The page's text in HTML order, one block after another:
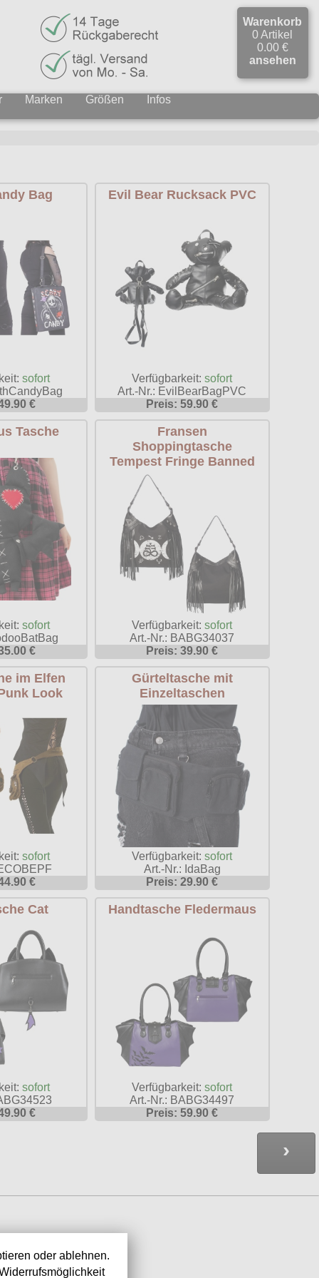
Warenkorb
0 Artikel
0.00 €
ansehen
Marken Größen Infos
Bag
sofort
€
Evil Bear Rucksack PVC
Verfügbarkeit:sofort
Art.-Nr.: EvilBearBagPVC
Preis: 59.90 €
Tasche
sofort
€
Fransen
Shoppingtasche
Tempest Fringe Banned
Verfügbarkeit:sofort
Art.-Nr.: BABG34037
Preis: 39.90 €
im Elfen
Look
sofort
€
Gürteltasche mit
Einzeltaschen
Verfügbarkeit:sofort
Art.-Nr.: IdaBag
Preis: 29.90 €
Cat
sofort
€
Handtasche Fledermaus
Verfügbarkeit:sofort
Art.-Nr.: BABG34497
Preis: 59.90 €
›
oder ablehnen.